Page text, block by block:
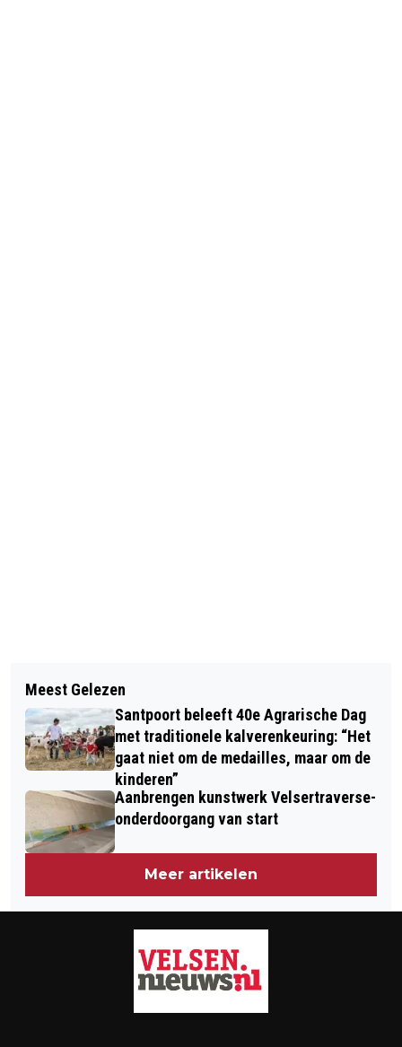
TIJDELIJK CAMERATOEZICHT IN
IJMUIDEN NA SCHIETPARTIJ
AFGELOPEN WEEKEND
JAN SMIT, FRANS BAUER EN KRISS
KROSS AMSTERDAM BIJ CAMPING
SCHOONENBERG IN DRIEHUIS
Meest Gelezen
Santpoort beleeft 40e Agrarische Dag
met traditionele kalverenkeuring: “Het
gaat niet om de medailles, maar om de
kinderen”
Aanbrengen kunstwerk Velsertraverse-
onderdoorgang van start
Meer artikelen